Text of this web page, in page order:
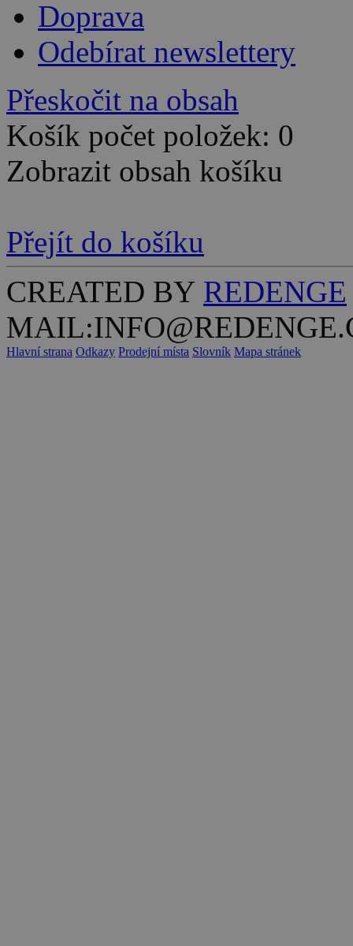
Doprava
Odebírat newslettery
Přeskočit na obsah
Košík počet položek: 0
Zobrazit obsah košíku
Přejít do košíku
CREATED BY REDENGE
Hlavní strana Odkazy Prodejní místa Slovník Mapa stránek